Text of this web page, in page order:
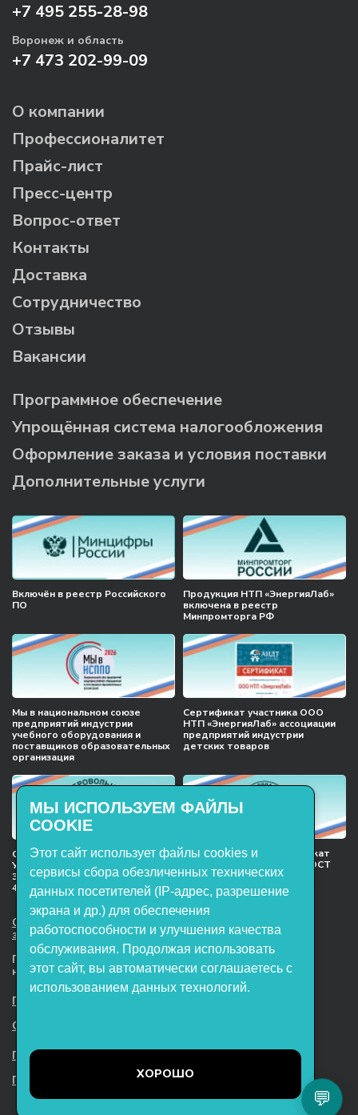
+7 495 255-28-98
Воронеж и область
+7 473 202-99-09
О компании
Профессионалитет
Прайс-лист
Пресс-центр
Вопрос-ответ
Контакты
Доставка
Сотрудничество
Отзывы
Вакансии
Программное обеспечение
Упрощённая система налогообложения
Оформление заказа и условия поставки
Дополнительные услуги
Включён в реестр Российского
ПО
Продукция НТП «ЭнергияЛаб»
включена в реестр
Минпромторга РФ
Мы в национальном союзе
предприятий индустрии
учебного оборудования и
поставщиков образовательных
организация
Сертификат участника ООО
НТП «ЭнергияЛаб» ассоциации
предприятий индустрии
детских товаров
Сертификат соответствия
Учебное оборудование, марки
ЭнергияЛаб ТУ 32.99.53–001–
47627947–2021 Серийный выпуск
Международный сертификат
менеджмента качества ГОСТ
ISO 9001:2015
ООО НТП «ЭнергияЛаб». Все права
защищены.
Представленная на сайте информация
не является публичной офертой
Пользовательское соглашение
Согласие на обработку персональных данных
Политика обработки файлов cookie
Политика конфиденциальности
МЫ ИСПОЛЬЗУЕМ ФАЙЛЫ
COOKIE
Этот сайт использует файлы cookies и
сервисы сбора обезличенных технических
данных посетителей (IP-адрес, разрешение
экрана и др.) для обеспечения
работоспособности и улучшения качества
обслуживания. Продолжая использовать
этот сайт, вы автоматически соглашаетесь с
использованием данных технологий.
ХОРОШО
💬